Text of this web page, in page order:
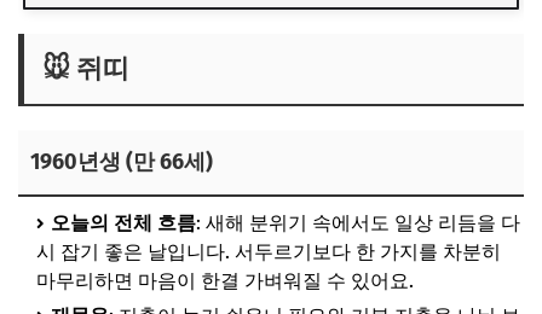
🐮 소띠
🐯 호랑이띠
🐍 뱀띠
🐴 말띠
🐑 양띠
🐭 쥐띠
1960년생 (만 66세)
오늘의 전체 흐름: 새해 분위기 속에서도 일상 리듬을 다
시 잡기 좋은 날입니다. 서두르기보다 한 가지를 차분히
마무리하면 마음이 한결 가벼워질 수 있어요.